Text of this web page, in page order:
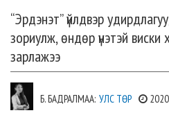
“Эрдэнэт” үйлдвэр
зориулж, өндөр үнэтэй
зарлажээ
Б. БАДРАЛМАА: УЛС ТӨР